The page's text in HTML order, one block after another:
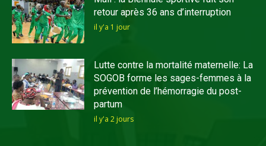
retour après 36 ans d’interruption
il y'a 1 jour
Lutte contre la mortalité maternelle: La
SOGOB forme les sages-femmes à la
prévention de l’hémorragie du post-
partum
il y'a 2 jours